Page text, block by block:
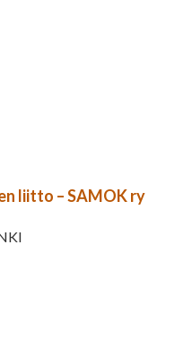
liitto – SAMOK ry